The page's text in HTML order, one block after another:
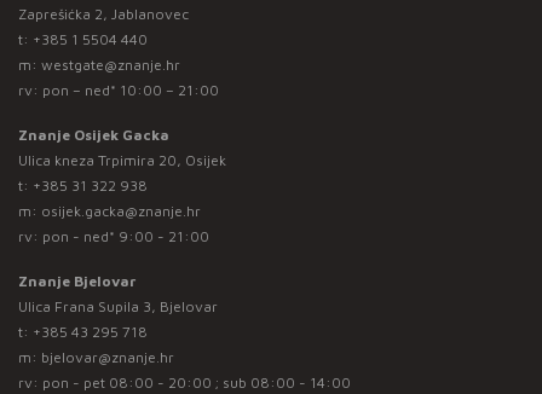
Zaprešićka 2, Jablanovec
t: +385 1 5504 440
m: westgate@znanje.hr
rv: pon – ned* 10:00 – 21:00
Znanje Osijek Gacka
Ulica kneza Trpimira 20, Osijek
t: +385 31 322 938
m: osijek.gacka@znanje.hr
rv: pon - ned* 9:00 - 21:00
Znanje Bjelovar
Ulica Frana Supila 3, Bjelovar
t: +385 43 295 718
m: bjelovar@znanje.hr
rv: pon - pet 08:00 - 20:00 ; sub 08:00 - 14:00